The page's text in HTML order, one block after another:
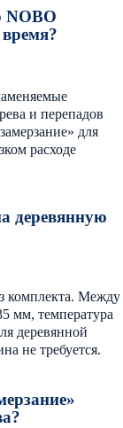
NOBO
и перепадов
для
расходе
деревянную
комплекта. Между
мм, температура
деревянной
не требуется.